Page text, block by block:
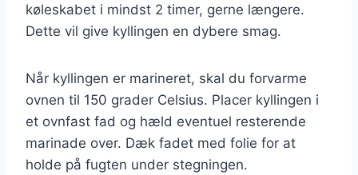
køleskabet i mindst 2 timer, gerne længere.
Dette vil give kyllingen en dybere smag.
Når kyllingen er marineret, skal du forvarme
ovnen til 150 grader Celsius. Placer kyllingen i
et ovnfast fad og hæld eventuel resterende
marinade over. Dæk fadet med folie for at
holde på fugten under stegningen.